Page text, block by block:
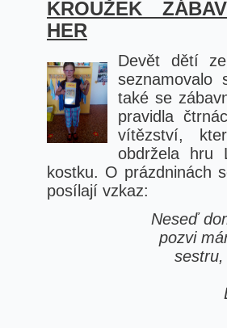
KROUŽEK
HER
Devět dětí
seznamovalo
také se
pravidla
vítězství,
obdržela hru
kostku. O prázdninách
posílají vzkaz:
Neseď
pozvi
Deskové